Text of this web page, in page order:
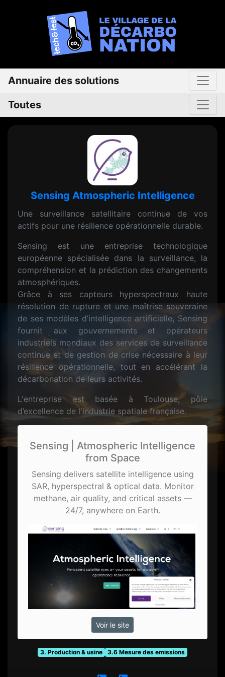
Annuaire des solutions
Toutes
Sensing Atmospheric Intelligence
Une surveillance satellitaire continue de vos
actifs pour une résilience opérationnelle durable.
Sensing est une entreprise technologique
européenne spécialisée dans la surveillance, la
compréhension et la prédiction des changements
atmosphériques.
Grâce à ses capteurs hyperspectraux haute
résolution de rupture et une maîtrise souveraine
de ses modèles d’intelligence artificielle, Sensing
fournit aux gouvernements et opérateurs
industriels mondiaux des services de surveillance
continue et de gestion de crise nécessaire à leur
résilience opérationnelle, tout en accélérant la
décarbonation de leurs activités.
L'entreprise est basée à Toulouse, pôle
d’excellence de l'industrie spatiale française.
Sensing | Atmospheric Intelligence
from Space
Sensing delivers satellite intelligence using
SAR, hyperspectral & optical data. Monitor
methane, air quality, and critical assets —
24/7, anywhere on Earth.
Voir le site
3. Production & usine 3.6 Mesure des emissions